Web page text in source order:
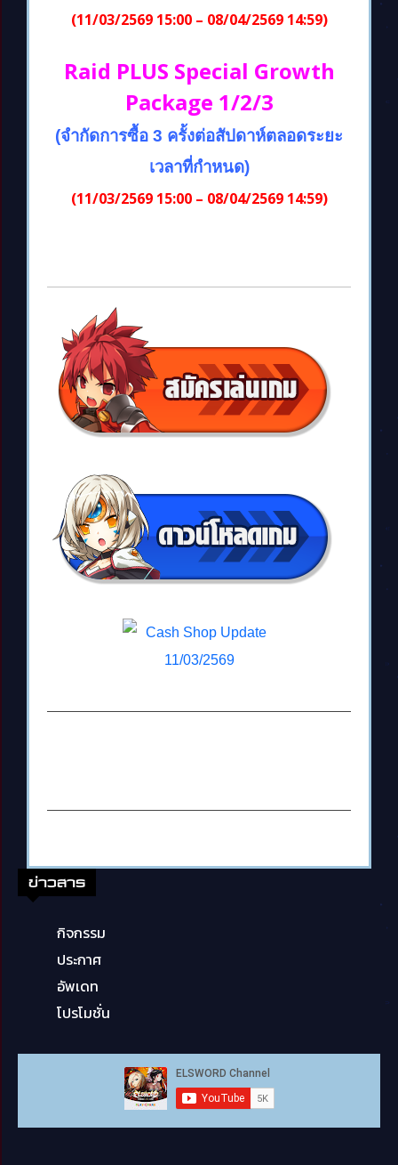
(11/03/2569 15:00 – 08/04/2569 14:59)
Raid PLUS Special Growth
Package 1/2/3
(จำกัดการซื้อ 3 ครั้งต่อสัปดาห์ตลอดระยะ
เวลาที่กำหนด)
(11/03/2569 15:00 – 08/04/2569 14:59)
ข่าวสาร
กิจกรรม
ประกาศ
อัพเดท
โปรโมชั่น